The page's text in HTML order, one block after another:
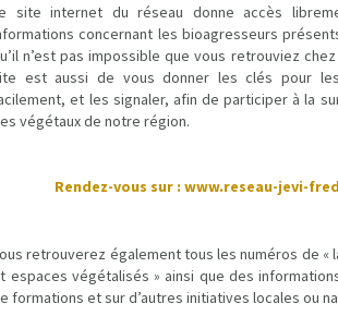
site internet du réseau donne accès
concernant les bioagresseurs
n’est pas impossible que vous retrouviez
est aussi de vous donner les clés pour
et les signaler, afin de participer à la
végétaux de notre région.
Rendez-vous sur : www.reseau-jevi-
retrouverez également tous les numéros de «
espaces végétalisés » ainsi que des
formations et sur d’autres initiatives locales ou